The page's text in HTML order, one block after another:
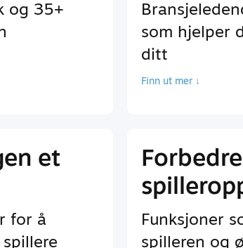
og 35+
som hjelper
ditt
Finn ut mer ↓
et
for å
Forbedre
Funksjoner
spilleren og